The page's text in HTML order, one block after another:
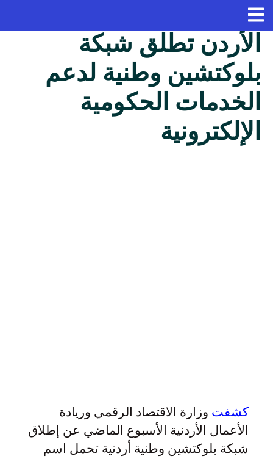
الأردن تطلق شبكة
بلوكتشين وطنية لدعم
الخدمات الحكومية
الإلكترونية
كشفت وزارة الاقتصاد الرقمي وريادة
الأعمال الأردنية الأسبوع الماضي عن إطلاق
شبكة بلوكتشين وطنية أردنية تحمل اسم